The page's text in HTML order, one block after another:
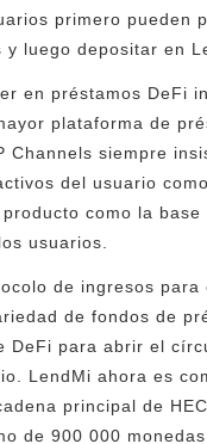
primero pueden
luego depositar en
en préstamos DeFi
plataforma de
Channels siempre
del usuario
como la base
usuarios.
de ingresos para
de fondos de
DeFi para abrir el
LendMi ahora es
principal de
de 900 000